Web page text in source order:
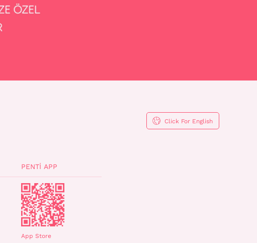
Click For English
PENTI APP
App Store